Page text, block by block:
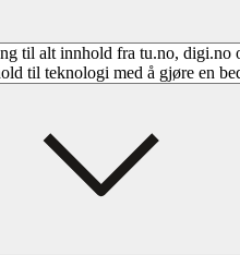
til alt innhold fra tu.no,
til teknologi med å gjøre en